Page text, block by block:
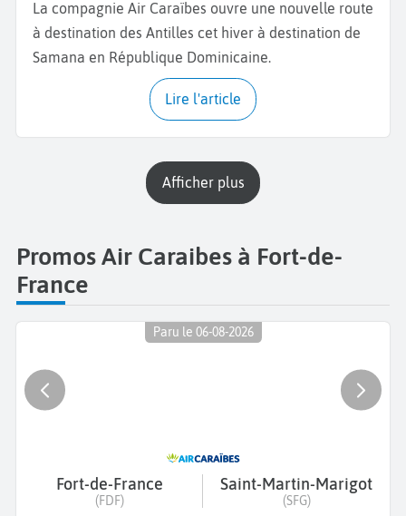
La compagnie Air Caraïbes ouvre une nouvelle route
à destination des Antilles cet hiver à destination de
Samana en République Dominicaine.
Lire l'article
Afficher plus
Promos Air Caraibes à Fort-de-
France
Paru le 06-08-2026
Fort-de-France
(FDF)
Saint-Martin-Marigot
(SFG)